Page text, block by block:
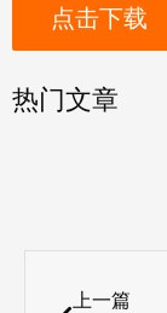
点击下载
热门文章
上一篇